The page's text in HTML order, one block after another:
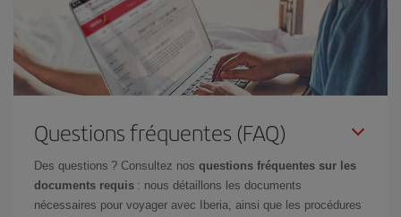
Questions fréquentes (FAQ)
Des questions ? Consultez nos questions fréquentes sur les
documents requis : nous détaillons les documents
nécessaires pour voyager avec Iberia, ainsi que les procédures